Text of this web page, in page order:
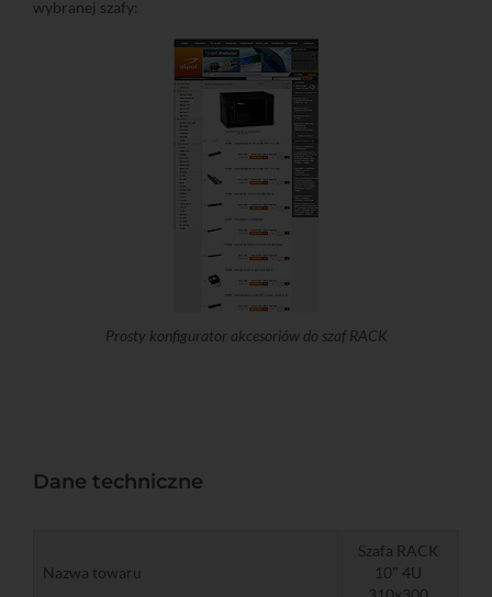
wybranej szafy:
Prosty konfigurator akcesoriów do szaf RACK
Dane techniczne
Nazwa towaru
Szafa RACK
10" 4U